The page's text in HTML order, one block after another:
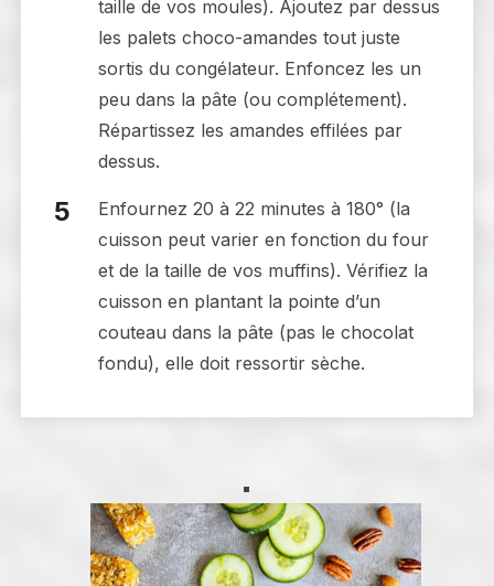
taille de vos moules). Ajoutez par dessus
les palets choco-amandes tout juste
sortis du congélateur. Enfoncez les un
peu dans la pâte (ou complétement).
Répartissez les amandes effilées par
dessus.
Enfournez 20 à 22 minutes à 180° (la
cuisson peut varier en fonction du four
et de la taille de vos muffins). Vérifiez la
cuisson en plantant la pointe d’un
couteau dans la pâte (pas le chocolat
fondu), elle doit ressortir sèche.